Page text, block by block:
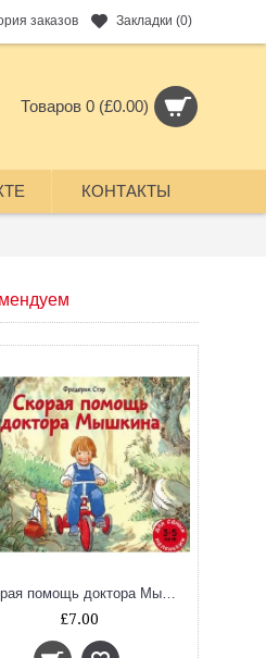
заказов Закладки (0)
Товаров 0 (£0.00)
КОНТАКТЫ
Скорая помощь доктора Мышкина
£7.00